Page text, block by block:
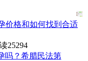
价格和如何找到合适
25294
吗？希腊民法第